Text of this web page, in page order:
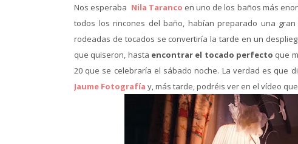
Nos esperaba Nila Taranco en uno de los baños más
todos los rincones del baño, habían preparado una gran
rodeadas de tocados se convertiría la tarde en un
que quiseron, hasta encontrar el tocado perfecto que
20 que se celebraría el sábado noche. La verdad es que
Jaume Fotografía y, más tarde, podréis ver en el vídeo